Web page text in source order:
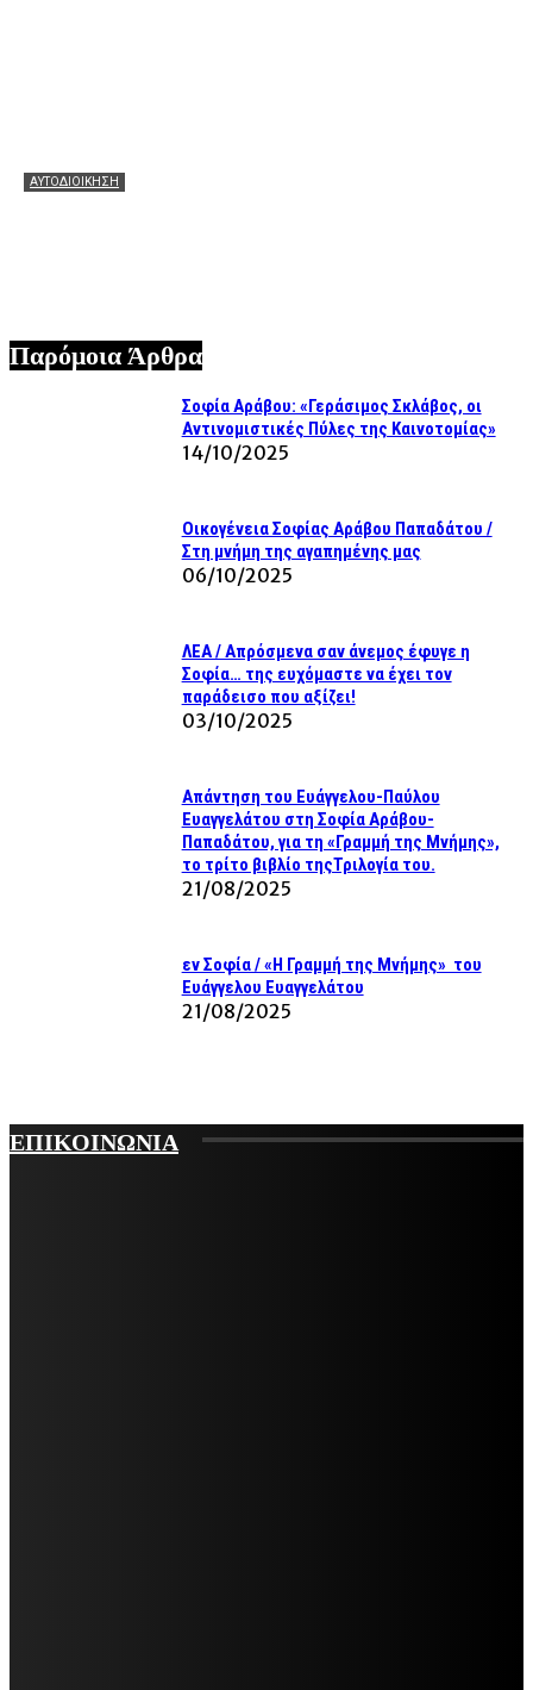
ΑΥΤΟΔΙΟΙΚΗΣΗ
Παρόμοια Άρθρα
Σοφία Αράβου: «Γεράσιμος Σκλάβος, οι
Αντινομιστικές Πύλες της Καινοτομίας»
14/10/2025
Οικογένεια Σοφίας Αράβου Παπαδάτου /
Στη μνήμη της αγαπημένης μας
06/10/2025
ΛΕΑ / Απρόσμενα σαν άνεμος έφυγε η
Σοφία… της ευχόμαστε να έχει τον
παράδεισο που αξίζει!
03/10/2025
Απάντηση του Ευάγγελου-Παύλου
Ευαγγελάτου στη Σοφία Αράβου-
Παπαδάτου, για τη «Γραμμή της Μνήμης»,
το τρίτο βιβλίο τηςΤριλογία του.
21/08/2025
εν Σοφία / «Η Γραμμή της Μνήμης» του
Ευάγγελου Ευαγγελάτου
21/08/2025
ΕΠΙΚΟΙΝΩΝΙΑ